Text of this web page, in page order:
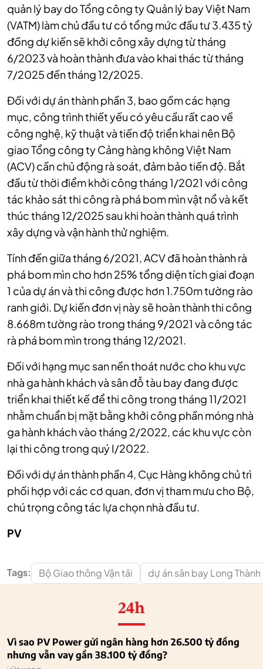
quản lý bay do Tổng công ty Quản lý bay Việt Nam
(VATM) làm chủ đầu tư có tổng mức đầu tư 3.435 tỷ
đồng dự kiến sẽ khởi công xây dựng từ tháng
6/2023 và hoàn thành đưa vào khai thác từ tháng
7/2025 đến tháng 12/2025.
Đối với dự án thành phần 3, bao gồm các hạng
mục, công trình thiết yếu có yêu cầu rất cao về
công nghệ, kỹ thuật và tiến độ triển khai nên Bộ
giao Tổng công ty Cảng hàng không Việt Nam
(ACV) cần chủ động rà soát, đảm bảo tiến độ. Bắt
đầu từ thời điểm khởi công tháng 1/2021 với công
tác khảo sát thi công rà phá bom mìn vật nổ và kết
thúc tháng 12/2025 sau khi hoàn thành quá trình
xây dựng và vận hành thử nghiệm.
Tính đến giữa tháng 6/2021, ACV đã hoàn thành rà
phá bom mìn cho hơn 25% tổng diện tích giai đoạn
1 của dự án và thi công được hơn 1.750m tường rào
ranh giới. Dự kiến đơn vị này sẽ hoàn thành thi công
8.668m tường rào trong tháng 9/2021 và công tác
rà phá bom mìn trong tháng 12/2021.
Đối với hạng mục san nền thoát nước cho khu vực
nhà ga hành khách và sân đỗ tàu bay đang được
triển khai thiết kế để thi công trong tháng 11/2021
nhằm chuẩn bị mặt bằng khởi công phần móng nhà
ga hành khách vào tháng 2/2022, các khu vực còn
lại thi công trong quý I/2022.
Đối với dự án thành phần 4, Cục Hàng không chủ trì
phối hợp với các cơ quan, đơn vị tham mưu cho Bộ,
chú trọng công tác lựa chọn nhà đầu tư.
PV
Tags: Bộ Giao thông Vận tải dự án sân bay Long Thành
24h
Vì sao PV Power gửi ngân hàng hơn 26.500 tỷ đồng
nhưng vẫn vay gần 38.100 tỷ đồng?